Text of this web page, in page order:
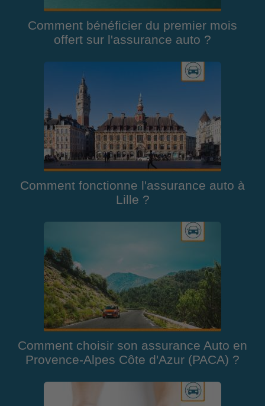
Comment bénéficier du premier mois
offert sur l'assurance auto ?
Comment fonctionne l'assurance auto à
Lille ?
Comment choisir son assurance Auto en
Provence-Alpes Côte d'Azur (PACA) ?